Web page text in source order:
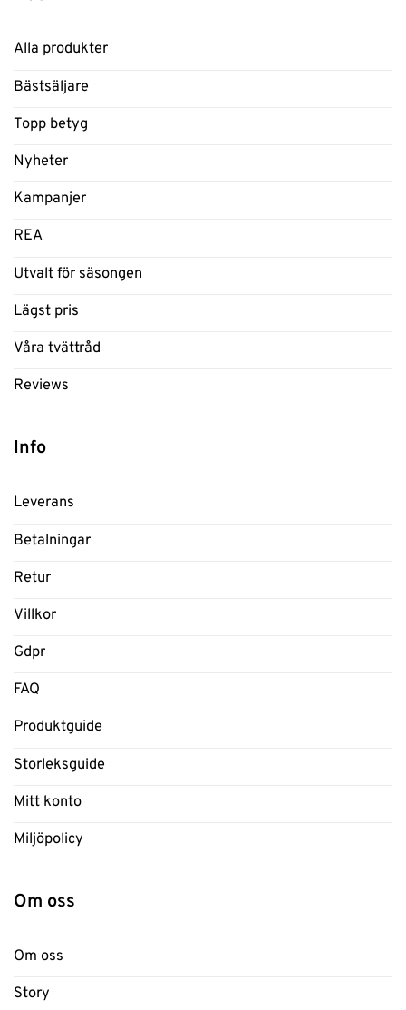
Alla produkter
Bästsäljare
Topp betyg
Nyheter
Kampanjer
REA
Utvalt för säsongen
Lägst pris
Våra tvättråd
Reviews
Info
Leverans
Betalningar
Retur
Villkor
Gdpr
FAQ
Produktguide
Storleksguide
Mitt konto
Miljöpolicy
Om oss
Om oss
Story